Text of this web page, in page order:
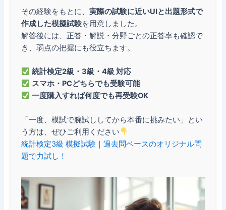
その経験をもとに、実際の試験に近いUIと出題形式で
作成した模擬試験を用意しました。
解答後には、正答・解説・分野ごとの正答率も確認で
き、弱点の把握にも役立ちます。
統計検定2級・3級・4級 対応
スマホ・PCどちらでも受験可能
一度購入すれば何度でも再受験OK
「一度、模試で腕試ししてから本番に挑みたい」とい
う方は、ぜひご利用ください
統計検定3級 模擬試験｜過去問ベースのオリジナル問
題で力試し！